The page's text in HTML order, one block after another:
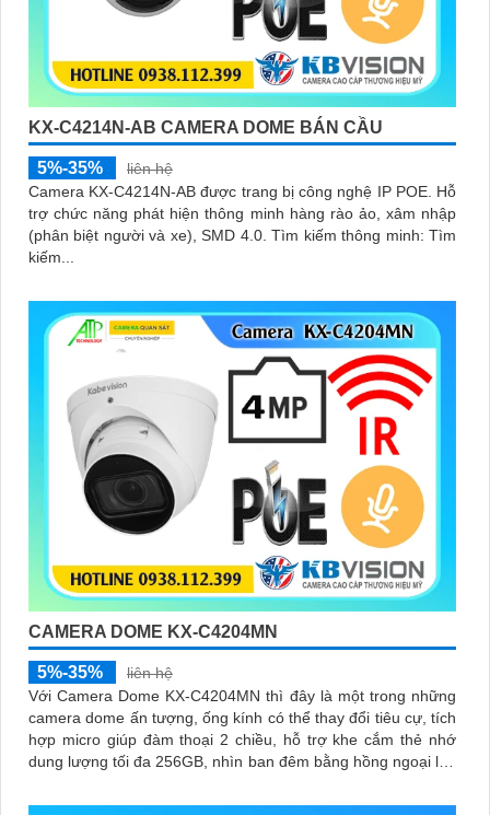
KX-C4214N-AB CAMERA DOME BÁN CẦU
5%-35%
liên hệ
Camera KX-C4214N-AB được trang bị công nghệ IP POE. Hỗ
trợ chức năng phát hiện thông minh hàng rào ảo, xâm nhập
(phân biệt người và xe), SMD 4.0. Tìm kiếm thông minh: Tìm
kiếm...
CAMERA DOME KX-C4204MN
5%-35%
liên hệ
Với Camera Dome KX-C4204MN thì đây là một trong những
camera dome ấn tượng, ống kính có thể thay đổi tiêu cự, tích
hợp micro giúp đàm thoại 2 chiều, hỗ trợ khe cắm thẻ nhớ
dung lượng tối đa 256GB, nhìn ban đêm bằng hồng ngoại lên